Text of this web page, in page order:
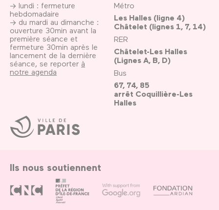
Ville
de
Paris
→ lundi : fermeture
hebdomadaire
→ du mardi au dimanche :
ouverture 30min avant la
première séance et
fermeture 30min après le
lancement de la dernière
séance, se reporter à
notre agenda
Métro
Les Halles (ligne 4)
Châtelet (lignes 1, 7, 14)
RER
Châtelet-Les Halles
(Lignes A, B, D)
Bus
67, 74, 85
arrêt Coquillière-Les
Halles
Ils nous soutiennent